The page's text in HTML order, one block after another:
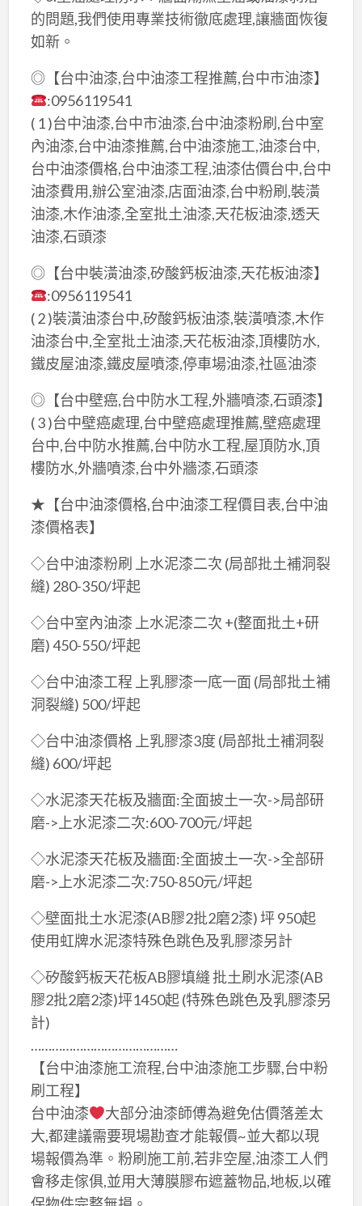
的問題,我們使用專業技術徹底處理,讓牆面恢復
如新。
◎【台中油漆,台中油漆工程推薦,台中市油漆】
:0956119541
( 1 )台中油漆,台中市油漆,台中油漆粉刷,台中室
內油漆,台中油漆推薦,台中油漆施工,油漆台中,
台中油漆價格,台中油漆工程,油漆估價台中,台中
油漆費用,辦公室油漆,店面油漆,台中粉刷,裝潢
油漆,木作油漆,全室批土油漆,天花板油漆,透天
油漆,石頭漆
◎【台中裝潢油漆,矽酸鈣板油漆,天花板油漆】
:0956119541
( 2 )裝潢油漆台中,矽酸鈣板油漆,裝潢噴漆,木作
油漆台中,全室批土油漆,天花板油漆,頂樓防水,
鐵皮屋油漆,鐵皮屋噴漆,停車場油漆,社區油漆
◎【台中壁癌,台中防水工程,外牆噴漆,石頭漆】
( 3 )台中壁癌處理,台中壁癌處理推薦,壁癌處理
台中,台中防水推薦,台中防水工程,屋頂防水,頂
樓防水,外牆噴漆,台中外牆漆,石頭漆
★【台中油漆價格,台中油漆工程價目表,台中油
漆價格表】
◇台中油漆粉刷 上水泥漆二次 (局部批土補洞裂
縫) 280-350/坪起
◇台中室內油漆 上水泥漆二次 +(整面批土+研
磨) 450-550/坪起
◇台中油漆工程 上乳膠漆一底一面 (局部批土補
洞裂縫) 500/坪起
◇台中油漆價格 上乳膠漆3度 (局部批土補洞裂
縫) 600/坪起
◇水泥漆天花板及牆面:全面披土一次->局部研
磨->上水泥漆二次:600-700元/坪起
◇水泥漆天花板及牆面:全面披土一次->全部研
磨->上水泥漆二次:750-850元/坪起
◇壁面批土水泥漆(AB膠2批2磨2漆) 坪 950起
使用虹牌水泥漆特殊色跳色及乳膠漆另計
◇矽酸鈣板天花板AB膠填縫 批土刷水泥漆(AB
膠2批2磨2漆)坪1450起 (特殊色跳色及乳膠漆另
計)
……………………………………
【台中油漆施工流程,台中油漆施工步驟,台中粉
刷工程】
台中油漆
大部分油漆師傅為避免估價落差太
大,都建議需要現場勘查才能報價~並大都以現
場報價為準。粉刷施工前,若非空屋,油漆工人們
會移走傢俱,並用大薄膜膠布遮蓋物品,地板,以確